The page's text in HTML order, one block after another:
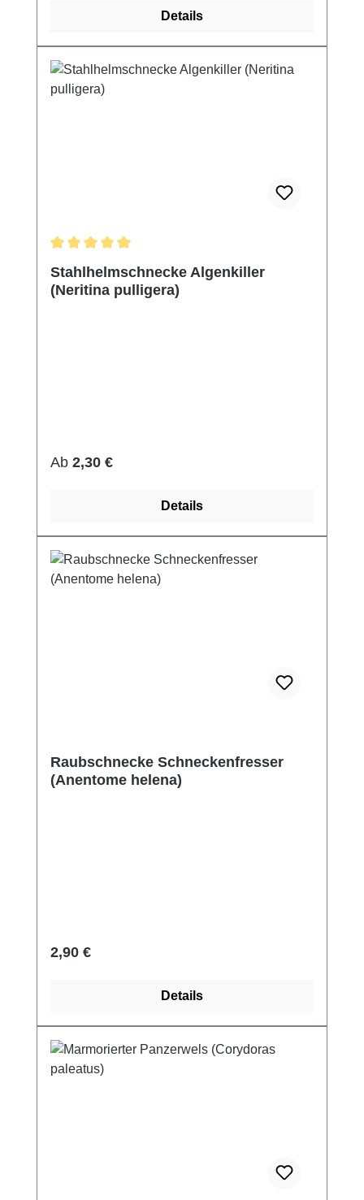
Details
Stahlhelmschnecke Algenkiller
(Neritina pulligera)
Regulärer Preis:
Ab 2,30 €
Details
Raubschnecke Schneckenfresser
(Anentome helena)
Regulärer Preis:
2,90 €
Details